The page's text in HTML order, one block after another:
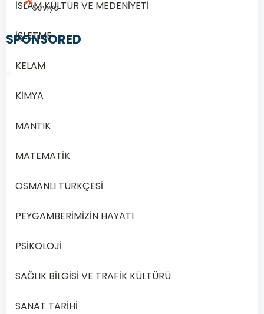
Seviye
SPONSORED
1.
bilen
ile
nesne
kurulan
İSLAM KÜLTÜR VE MEDENİYETİ
İŞLETME
KELAM
KİMYA
MANTIK
MATEMATİK
OSMANLI TÜRKÇESİ
PEYGAMBERİMİZİN HAYATI
PSİKOLOJİ
SAĞLIK BİLGİSİ VE TRAFİK KÜLTÜRÜ
SANAT TARİHİ